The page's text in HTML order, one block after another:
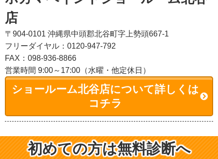
店
〒904-0101 沖縄県中頭郡北谷町字上勢頭667-1
フリーダイヤル：0120-947-792
FAX：098-936-8866
営業時間 9:00～17:00（水曜・他定休日）
ショールーム北谷店について詳しくは
コチラ
初めての方は無料診断へ